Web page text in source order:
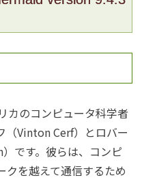
カのコンピュータ科学者
（Vinton Cerf）とロバー
です。彼らは、コンピ
クを越えて通信するため